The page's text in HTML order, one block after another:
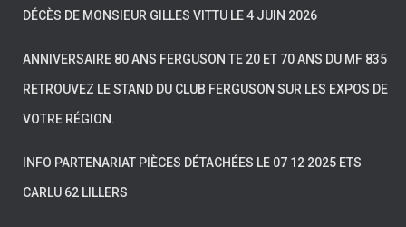
DÉCÈS DE MONSIEUR GILLES VITTU LE 4 JUIN 2026
ANNIVERSAIRE 80 ANS FERGUSON TE 20 ET 70 ANS DU MF 835
RETROUVEZ LE STAND DU CLUB FERGUSON SUR LES EXPOS DE
VOTRE RÉGION.
INFO PARTENARIAT PIÈCES DÉTACHÉES LE 07 12 2025 ETS
CARLU 62 LILLERS